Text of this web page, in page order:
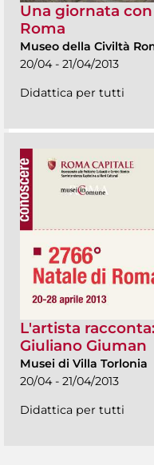
Una giornata
Roma
Museo della Civiltà
20/04 - 21/04/2013
Didattica per tutti
L'artista
Giuliano Giuman
Musei di Villa Torlonia
20/04 - 21/04/2013
Didattica per tutti